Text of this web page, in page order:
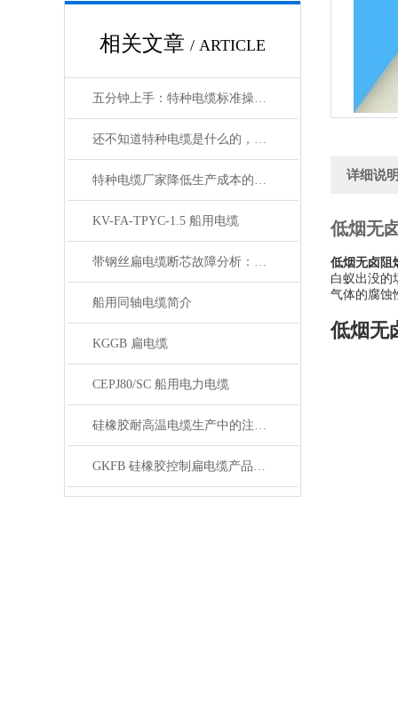
相关文章 / ARTICLE
五分钟上手：特种电缆标准操作流程详解
还不知道特种电缆是什么的，请看这里！
特种电缆厂家降低生产成本的合理手段
KV-FA-TPYC-1.5 船用电缆
带钢丝扁电缆断芯故障分析：从钢丝疲劳到导体断裂的连锁反应
船用同轴电缆简介
KGGB 扁电缆
CEPJ80/SC 船用电力电缆
硅橡胶耐高温电缆生产中的注意事项
GKFB 硅橡胶控制扁电缆产品特性
详细说
低烟无
低烟无卤阻
白蚁出没的
气体的腐蚀
低烟无